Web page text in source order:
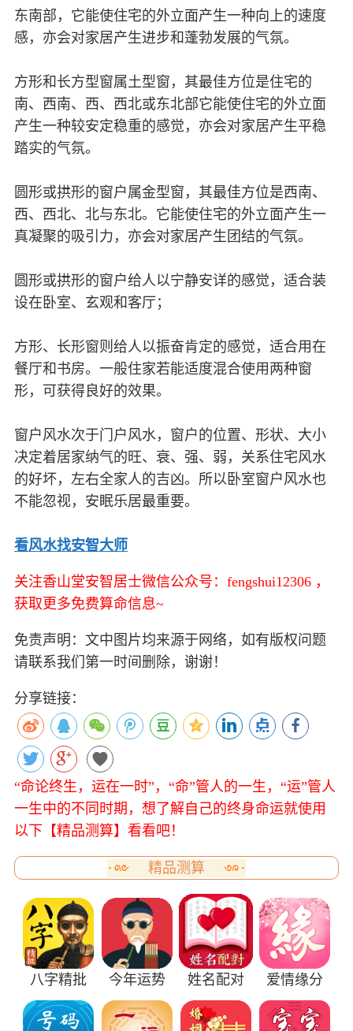
东南部，它能使住宅的外立面产生一种向上的速度
感，亦会对家居产生进步和蓬勃发展的气氛。
方形和长方型窗属土型窗，其最佳方位是住宅的
南、西南、西、西北或东北部它能使住宅的外立面
产生一种较安定稳重的感觉，亦会对家居产生平稳
踏实的气氛。
圆形或拱形的窗户属金型窗，其最佳方位是西南、
西、西北、北与东北。它能使住宅的外立面产生一
真凝聚的吸引力，亦会对家居产生团结的气氛。
圆形或拱形的窗户给人以宁静安详的感觉，适合装
设在卧室、玄观和客厅；
方形、长形窗则给人以振奋肯定的感觉，适合用在
餐厅和书房。一般住家若能适度混合使用两种窗
形，可获得良好的效果。
窗户风水次于门户风水，窗户的位置、形状、大小
决定着居家纳气的旺、衰、强、弱，关系住宅风水
的好坏，左右全家人的吉凶。所以卧室窗户风水也
不能忽视，安眠乐居最重要。
看风水找安智大师
关注香山堂安智居士微信公众号：fengshui12306 ，
获取更多免费算命信息~
免责声明：文中图片均来源于网络，如有版权问题
请联系我们第一时间删除，谢谢！
分享链接：
“命论终生，运在一时”，“命”管人的一生，“运”管人
一生中的不同时期，想了解自己的终身命运就使用
以下【精品测算】看看吧！
精品测算
八字精批 今年运势 姓名配对 爱情缘分